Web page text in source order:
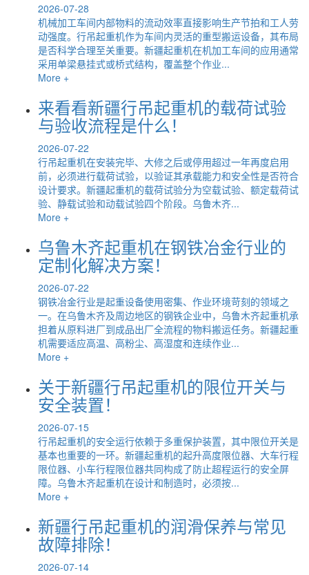
2026-07-28
机械加工车间内部物料的流动效率直接影响生产节拍和工人劳
动强度。行吊起重机作为车间内灵活的重型搬运设备，其布局
是否科学合理至关重要。新疆起重机在机加工车间的应用通常
采用单梁悬挂式或桥式结构，覆盖整个作业...
More +
来看看新疆行吊起重机的载荷试验
与验收流程是什么！
2026-07-22
行吊起重机在安装完毕、大修之后或停用超过一年再度启用
前，必须进行载荷试验，以验证其承载能力和安全性是否符合
设计要求。新疆起重机的载荷试验分为空载试验、额定载荷试
验、静载试验和动载试验四个阶段。乌鲁木齐...
More +
乌鲁木齐起重机在钢铁冶金行业的
定制化解决方案！
2026-07-22
钢铁冶金行业是起重设备使用密集、作业环境苛刻的领域之
一。在乌鲁木齐及周边地区的钢铁企业中，乌鲁木齐起重机承
担着从原料进厂到成品出厂全流程的物料搬运任务。新疆起重
机需要适应高温、高粉尘、高湿度和连续作业...
More +
关于新疆行吊起重机的限位开关与
安全装置！
2026-07-15
行吊起重机的安全运行依赖于多重保护装置，其中限位开关是
基本也重要的一环。新疆起重机的起升高度限位器、大车行程
限位器、小车行程限位器共同构成了防止超程运行的安全屏
障。乌鲁木齐起重机在设计和制造时，必须按...
More +
新疆行吊起重机的润滑保养与常见
故障排除！
2026-07-14